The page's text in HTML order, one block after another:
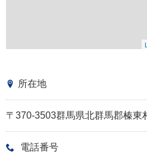
所在地
〒370-3503群馬県北群馬郡榛東
電話番号